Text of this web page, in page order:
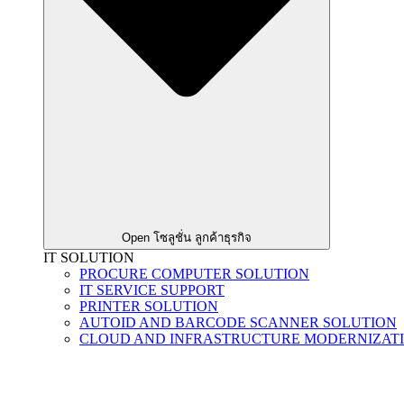
Open โซลูชั่น ลูกค้าธุรกิจ
IT SOLUTION
PROCURE COMPUTER SOLUTION
IT SERVICE SUPPORT
PRINTER SOLUTION
AUTOID AND BARCODE SCANNER SOLUTION
CLOUD AND INFRASTRUCTURE